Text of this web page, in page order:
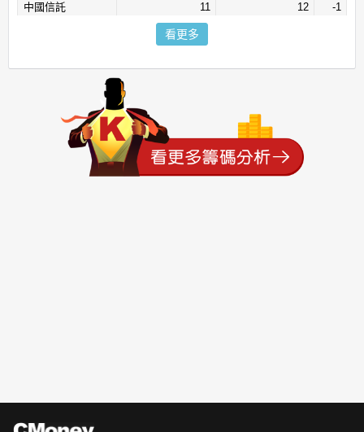
中國信託 11 12
-1
看更多